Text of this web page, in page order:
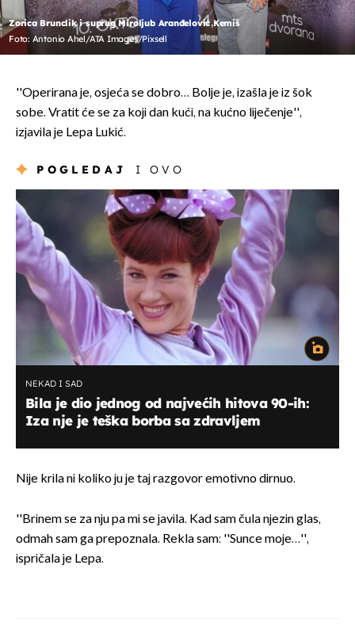
Zorica Brunclik i suprug Miroljub Aranđelović Kemiš
Foto: Antonio Ahel/ATA Images/Pixsell
''Operirana je, osjeća se dobro… Bolje je, izašla je iz šok
sobe. Vratit će se za koji dan kući, na kućno liječenje'',
izjavila je Lepa Lukić.
POGLEDAJ I OVO
NEKAD I SAD
Bila je dio jednog od najvećih hitova 90-ih:
Iza nje je teška borba sa zdravljem
Nije krila ni koliko ju je taj razgovor emotivno dirnuo.
''Brinem se za nju pa mi se javila. Kad sam čula njezin glas,
odmah sam ga prepoznala. Rekla sam: ''Sunce moje…'',
ispričala je Lepa.